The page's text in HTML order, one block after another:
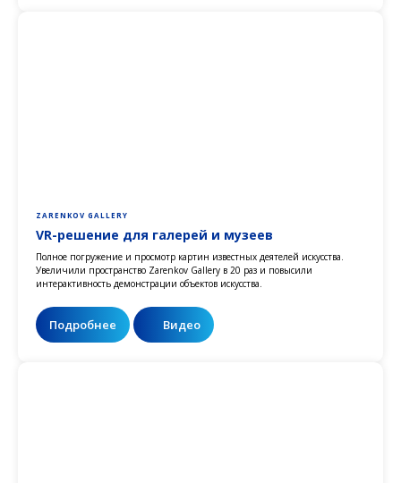
ZARENKOV GALLERY
VR-решение для галерей и музеев
Полное погружение и просмотр картин известных деятелей искусства.
Увеличили пространство Zarenkov Gallery в 20 раз и повысили
интерактивность демонстрации объектов искусства.
Подробнее Видео